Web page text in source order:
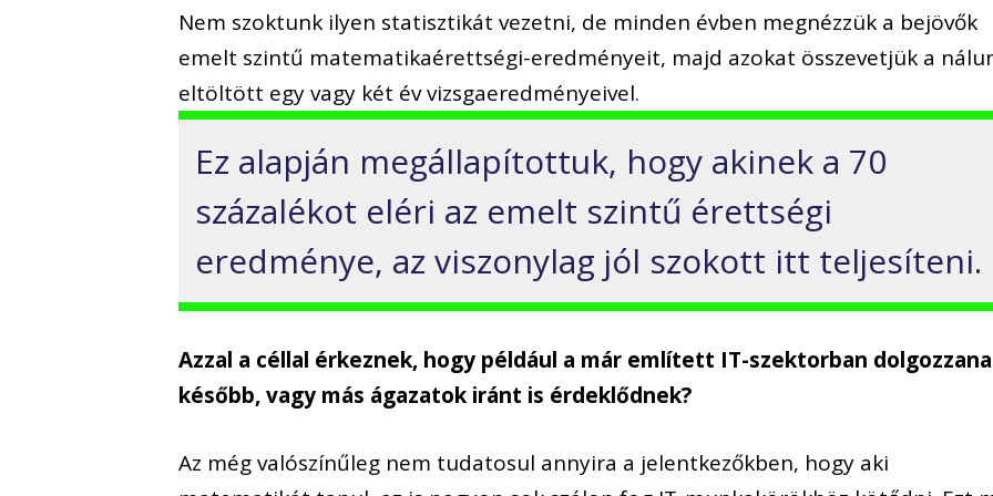
Nem szoktunk ilyen statisztikát vezetni, de minden évben megnézzük a bejövők
emelt szintű matematikaérettségi-eredményeit, majd azokat összevetjük a
eltöltött egy vagy két év vizsgaeredményeivel.
Ez alapján megállapítottuk, hogy akinek a 70
százalékot eléri az emelt szintű érettségi
eredménye, az viszonylag jól szokott itt teljesíteni.
Azzal a céllal érkeznek, hogy például a már említett IT-szektorban
később, vagy más ágazatok iránt is érdeklődnek?
Az még valószínűleg nem tudatosul annyira a jelentkezőkben, hogy aki